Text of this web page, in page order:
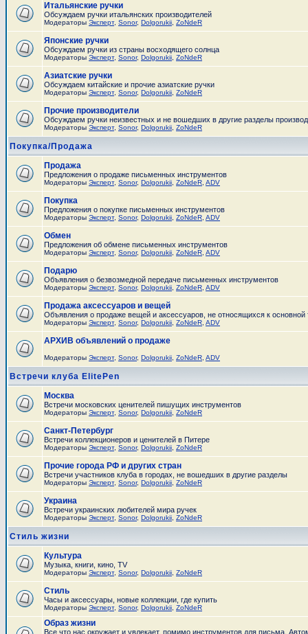
Итальянские ручки
Обсуждаем ручки итальянских производителей
Модераторы Эксперт, Sonor, Dolgorukii ZoNdeR
Японские ручки
Обсуждаем ручки из страны восходящего солнца
Модераторы Эксперт, Sonor, Dolgorukii ZoNdeR
Азиатские ручки
Обсуждаем китайские и прочие азиатские ручки
Модераторы Эксперт, Sonor, Dolgorukii ZoNdeR
Прочие производители
Обсуждаем ручки неизвестных и не вошедших в другие разделы
Модераторы Эксперт, Sonor, Dolgorukii ZoNdeR
Покупка/Продажа
Продажа
Предложения о продаже письменных инструментов
Модераторы Эксперт, Sonor, Dolgorukii ZoNdeR ADV
Покупка
Предложения о покупке письменных инструментов
Модераторы Эксперт, Sonor, Dolgorukii ZoNdeR ADV
Обмен
Предложения об обмене письменных инструментов
Модераторы Эксперт, Sonor, Dolgorukii ZoNdeR ADV
Подарю
Объявления о безвозмедной передаче письменных инструментов
Модераторы Эксперт, Sonor, Dolgorukii ZoNdeR ADV
Продажа аксессуаров и вещей
Объявления о продаже вещей и аксессуаров, не относящихся к
Модераторы Эксперт, Sonor, Dolgorukii ZoNdeR ADV
АРХИВ объявлений о продаже
Модераторы Эксперт, Sonor, Dolgorukii ZoNdeR ADV
Встречи клуба ElitePen
Москва
Встречи московских ценителей пишущих инструментов
Модераторы Эксперт, Sonor, Dolgorukii ZoNdeR
Санкт-Петербург
Встречи коллекционеров и ценителей в Питере
Модераторы Эксперт, Sonor, Dolgorukii ZoNdeR
Прочие города РФ и других стран
Встречи участников клуба в городах, не вошедших в другие разделы
Модераторы Эксперт, Sonor, Dolgorukii ZoNdeR
Украина
Встречи украинских любителей мира ручек
Модераторы Эксперт, Sonor, Dolgorukii ZoNdeR
Стиль жизни
Культура
Музыка, книги, кино, TV
Модераторы Эксперт, Sonor, Dolgorukii ZoNdeR
Стиль
Часы и аксесcуары, новые коллекции, где купить
Модераторы Эксперт, Sonor, Dolgorukii ZoNdeR
Образ жизни
Все что нас окружает и увлекает, помимо инструментов для письма.